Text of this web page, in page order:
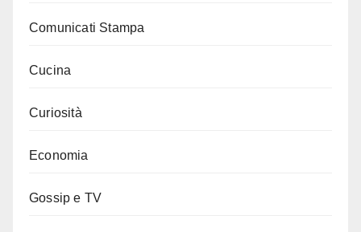
Comunicati Stampa
Cucina
Curiosità
Economia
Gossip e TV